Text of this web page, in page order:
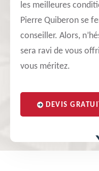
les meilleures
Pierre Quiberon se
conseiller. Alors,
sera ravi de vous
vous méritez.
DEVIS